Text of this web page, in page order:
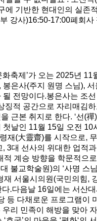
기반한 현대인의 실존
강사)16:50-17:00폐회
축제’가 오는 2025년
은사(주지 원명 스님),
전망이다.봉은사는 조
적 공간으로 자리매김
본 취지로 한다. ‘선(禪
날인 11월 15일 오전
재(大靈齋)를 시작으로,
대 선사의 위대한 업적
계승 방향을 학문적
불교학술원)의 ‘사명
서울시의원(국민의힘,
음날 16일에는 서산대
등 다채로운 프로그램
리 민족이 해방을 맞아